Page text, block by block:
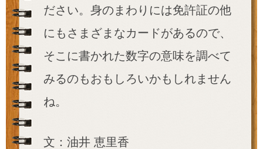
ださい。身のまわりには免許証の他
にもさまざまなカードがあるので、
そこに書かれた数字の意味を調べて
みるのもおもしろいかもしれません
ね。
文：油井 恵里香